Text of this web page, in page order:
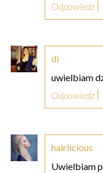
Odpowiedz
di
uwielbiam
Odpowiedz
hairlicious
Uwielbiam